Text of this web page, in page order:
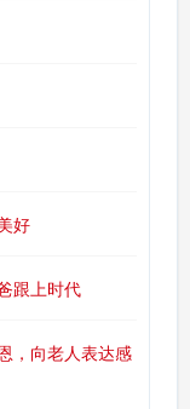
好
跟上时代
，向老人表达感